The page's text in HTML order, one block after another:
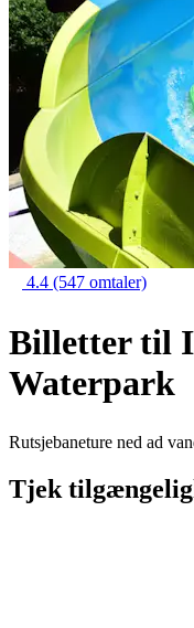
4.4 (547 omtaler)
Billetter til
Waterpark
Rutsjebaneture ned ad
Tjek